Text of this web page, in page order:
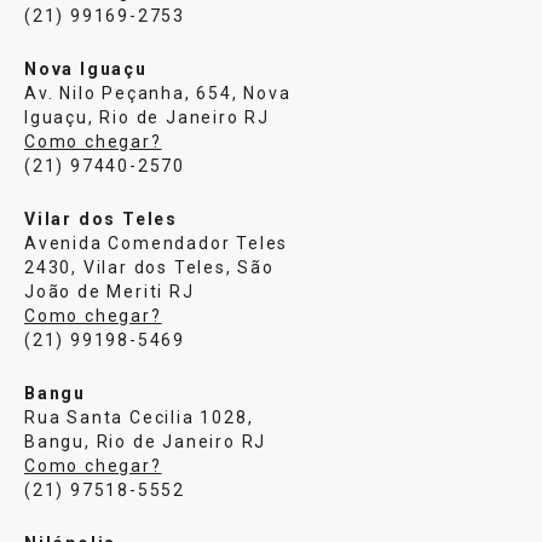
(21) 99169-2753
Nova Iguaçu
Av. Nilo Peçanha, 654, Nova
Iguaçu, Rio de Janeiro RJ
Como chegar?
(21) 97440-2570
Vilar dos Teles
Avenida Comendador Teles
2430, Vilar dos Teles, São
João de Meriti RJ
Como chegar?
(21) 99198-5469
Bangu
Rua Santa Cecilia 1028,
Bangu, Rio de Janeiro RJ
Como chegar?
(21) 97518-5552